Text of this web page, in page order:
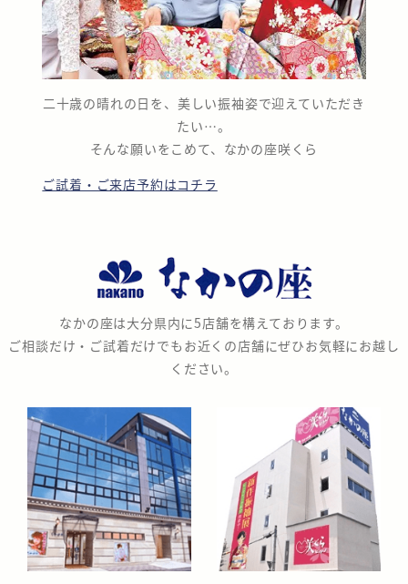
二十歳の晴れの日を、美しい振袖姿で迎えていただき
たい…。
そんな願いをこめて、なかの座咲くら
ご試着・ご来店予約はコチラ
座
なかの座は大分県内に5店舗を構えております。
ご相談だけ・ご試着だけでもお近くの店舗にぜひお気軽にお越し
ください。